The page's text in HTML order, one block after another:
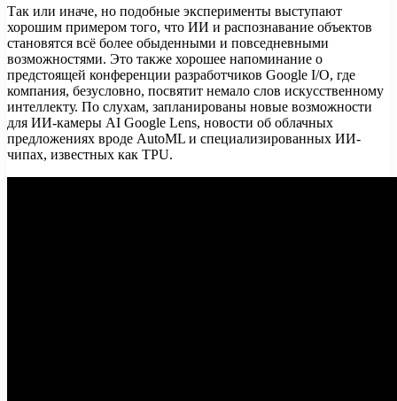
Так или иначе, но подобные эксперименты выступают
хорошим примером того, что ИИ и распознавание объектов
становятся всё более обыденными и повседневными
возможностями. Это также хорошее напоминание о
предстоящей конференции разработчиков Google I/O, где
компания, безусловно, посвятит немало слов искусственному
интеллекту. По слухам, запланированы новые возможности
для ИИ-камеры AI Google Lens, новости об облачных
предложениях вроде AutoML и специализированных ИИ-
чипах, известных как TPU.